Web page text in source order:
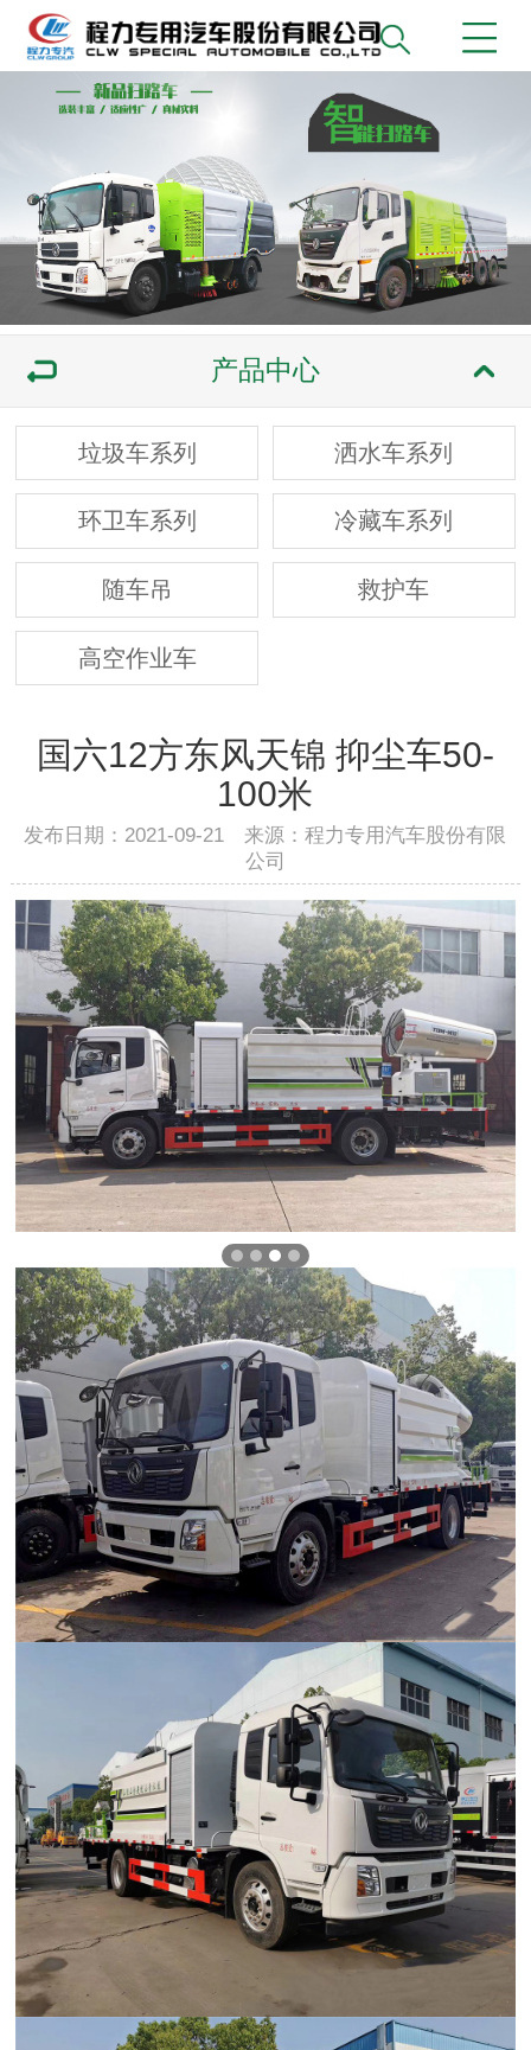
产品中心
垃圾车系列 洒水车系列
环卫车系列 冷藏车系列
随车吊 救护车
高空作业车
国六12方东风天锦 抑尘车50-
100米
发布日期：2021-09-21 来源：程力专用汽车股份有限
公司